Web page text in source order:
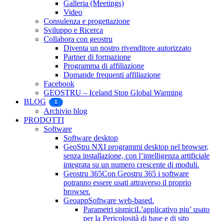
Galleria (Meetings)
Video
Consulenza e progettazione
Sviluppo e Ricerca
Collabora con geostru
Diventa un nostro rivenditore autorizzato
Partner di formazione
Programma di affiliazione
Domande frequenti affiliazione
Facebook
GEOSTRU – Iceland Stop Global Warming
BLOG
1
Archivio blog
PRODOTTI
Software
Software desktop
GeoStru NXI programmi desktop nel browser,
senza installazione, con l’intelligenza artificiale
integrata su un numero crescente di moduli.
Geostru 365Con Geostru 365 i software
potranno essere usati attraverso il proprio
browser.
GeoappSoftware web-based.
Parametri sismiciL’applicativo piu’ usato
per la Pericolosità di base e di sito